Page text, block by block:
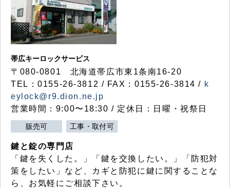
帯広キーロックサービス
〒080-0801 北海道帯広市東1条南16-20
TEL：0155-26-3812 / FAX：0155-26-3814 / k
eylock@r9.dion.ne.jp
営業時間：9:00〜18:30 / 定休日：日曜・祝祭日
販売可 工事・取付可
鍵と錠の専門店
「鍵を失くした。」「鍵を交換したい。」「防犯対
策をしたい」など、カギと防犯に鍵に関することな
ら、お気軽にご相談下さい。